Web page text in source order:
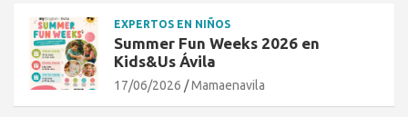
EXPERTOS EN NIÑOS
Summer Fun Weeks 2026 en
Kids&Us Ávila
17/06/2026 Mamaenavila